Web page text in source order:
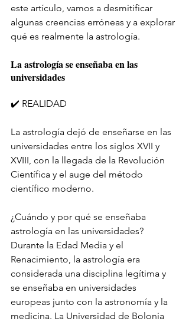
este artículo, vamos a desmitificar
algunas creencias erróneas y a explorar
qué es realmente la astrología.
La astrología se enseñaba en las
universidades
✔️ REALIDAD
La astrología dejó de enseñarse en las
universidades entre los siglos XVII y
XVIII, con la llegada de la Revolución
Científica y el auge del método
científico moderno.
¿Cuándo y por qué se enseñaba
astrología en las universidades?
Durante la Edad Media y el
Renacimiento, la astrología era
considerada una disciplina legítima y
se enseñaba en universidades
europeas junto con la astronomía y la
medicina. La Universidad de Bolonia